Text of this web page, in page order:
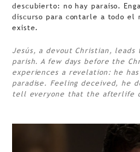
descubierto: no hay paraíso.
discurso para contarle a todo el
existe.
Jesús, a devout Christian,
parish. A few days before the
experiences a revelation: he
paradise. Feeling deceived, he
tell everyone that the afterlife